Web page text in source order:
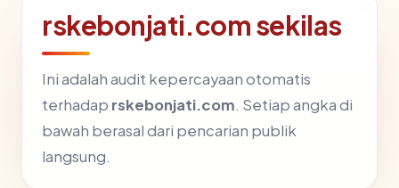
rskebonjati.com sekilas
Ini adalah audit kepercayaan otomatis
terhadap rskebonjati.com. Setiap angka di
bawah berasal dari pencarian publik
langsung.